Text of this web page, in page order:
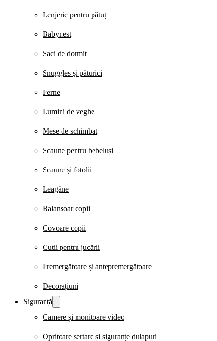
Lenjerie pentru pătuț
Babynest
Saci de dormit
Snuggles și păturici
Perne
Lumini de veghe
Mese de schimbat
Scaune pentru bebeluși
Scaune și fotolii
Leagăne
Balansoar copii
Covoare copii
Cutii pentru jucării
Premergătoare și antepremergătoare
Decorațiuni
Siguranță
Camere și monitoare video
Opritoare sertare și siguranțe dulapuri